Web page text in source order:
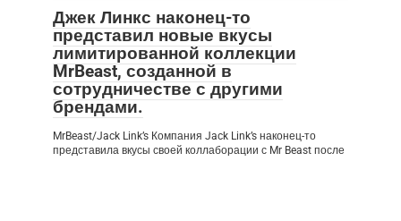
Джек Линкс наконец-то
представил новые вкусы
лимитированной коллекции
MrBeast, созданной в
сотрудничестве с другими
брендами.
MrBeast/Jack Link’s Компания Jack Link’s наконец-то
представила вкусы своей коллаборации с Mr Beast после